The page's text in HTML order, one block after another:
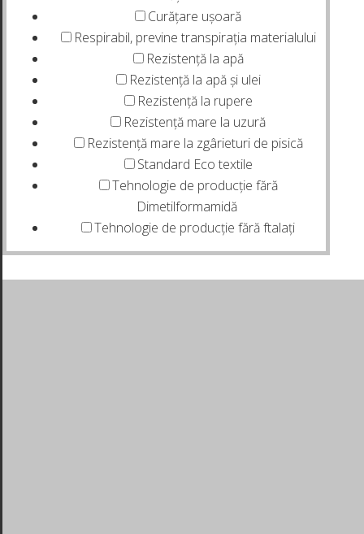
Curățare ușoară
Respirabil, previne transpirația materialului
Rezistență la apă
Rezistență la apă și ulei
Rezistență la rupere
Rezistență mare la uzură
Rezistență mare la zgârieturi de pisică
Standard Eco textile
Tehnologie de producție fără
Dimetilformamidă
Tehnologie de producție fără ftalați